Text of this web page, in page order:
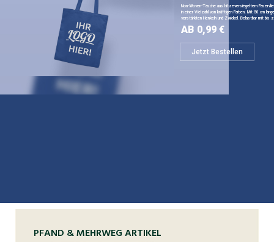
Non-Woven-Tasche aus hitzeversiegeltem
in einer Vielzahl von kräftigen Farben. Mit 50 cm
verstärkten Henkeln und Zwickel. Belastbar mit bis
Jetzt Bestellen
AB 0,99 €
PFAND & MEHRWEG ARTIKEL